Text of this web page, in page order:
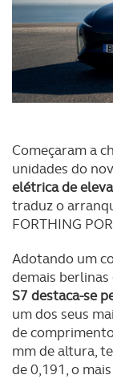
Começaram a
unidades do
elétrica de
traduz o
FORTHING
Adotando um
demais berlinas
S7 destaca-se
um dos seus
de
mm de altura,
de 0,191, o